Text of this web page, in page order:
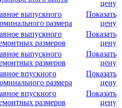
цену
выпускного
размера
Показать
цену
выпускного
размеров
Показать
цену
выпускного
размеров
Показать
цену
впускного
размера
Показать
цену
впускного
размеров
Показать
цену